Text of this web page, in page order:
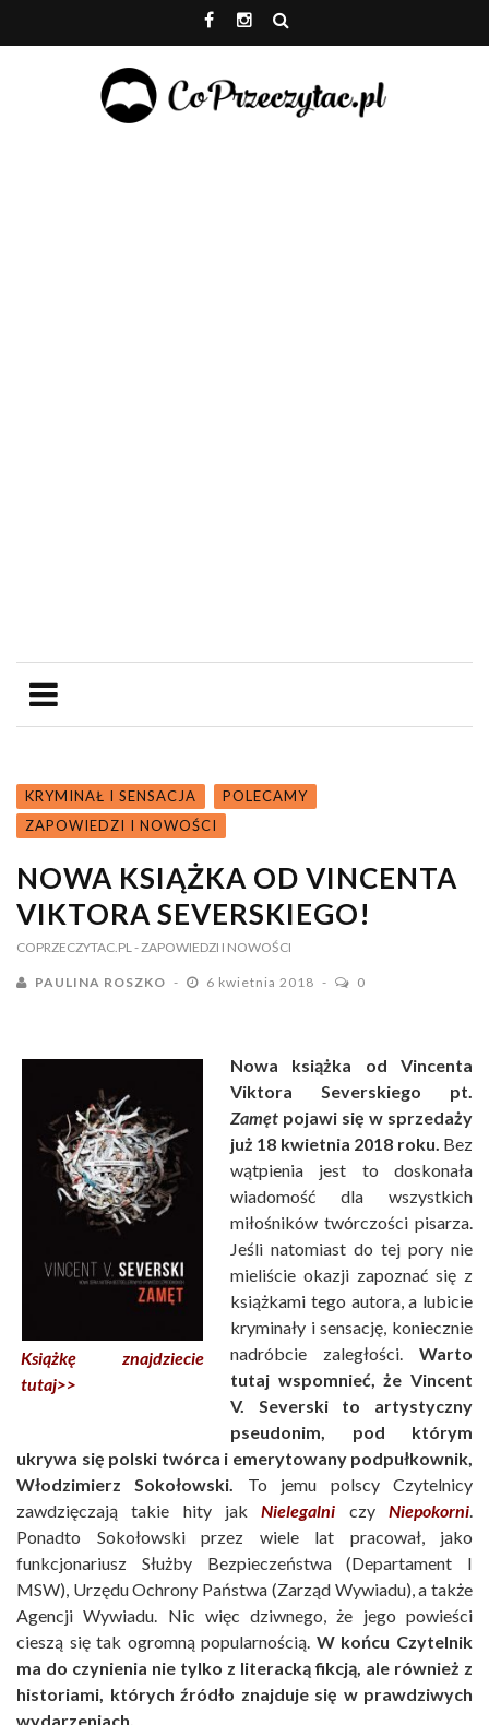
KRYMINAŁ I SENSACJA
POLECAMY
ZAPOWIEDZI I NOWOŚCI
NOWA KSIĄŻKA OD VINCENTA
VIKTORA SEVERSKIEGO!
COPRZECZYTAC.PL - ZAPOWIEDZI I NOWOŚCI
PAULINA ROSZKO 6 kwietnia 2018 0
Książkę znajdziecie
tutaj>>
Nowa książka od Vincenta
Viktora Severskiego pt.
Zamęt pojawi się w sprzedaży
już 18 kwietnia 2018 roku. Bez
wątpienia jest to doskonała
wiadomość dla wszystkich
miłośników twórczości pisarza.
Jeśli natomiast do tej pory nie
mieliście okazji zapoznać się z
książkami tego autora, a lubicie
kryminały i sensację, koniecznie
nadróbcie zaległości. Warto
tutaj wspomnieć, że Vincent
V. Severski to artystyczny
pseudonim, pod którym
ukrywa się polski twórca i emerytowany podpułkownik,
Włodzimierz Sokołowski. To jemu polscy Czytelnicy
zawdzięczają takie hity jakNielegalni czyNiepokorni.
Ponadto Sokołowski przez wiele lat pracował, jako
funkcjonariusz Służby Bezpieczeństwa (Departament I
MSW), Urzędu Ochrony Państwa (Zarząd Wywiadu), a także
Agencji Wywiadu. Nic więc dziwnego, że jego powieści
cieszą się tak ogromną popularnością. W końcu Czytelnik
ma do czynienia nie tylko z literacką fikcją, ale również z
historiami, których źródło znajduje się w prawdziwych
wydarzeniach.